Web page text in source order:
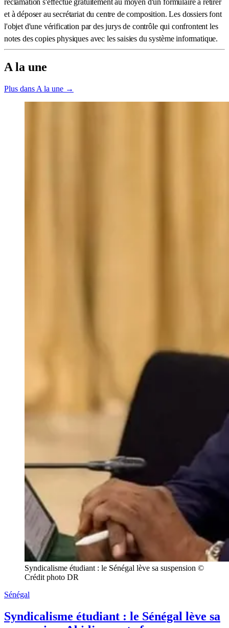
réclamation s'effectue gratuitement au moyen d'un formulaire à retirer
et à déposer au secrétariat du centre de composition. Les dossiers font
l'objet d'une vérification par des jurys de contrôle qui confrontent les
notes des copies physiques avec les saisies du système informatique.
A la une
Plus dans A la une →
Syndicalisme étudiant : le Sénégal lève sa suspension ©
Crédit photo DR
Sénégal
Syndicalisme étudiant : le Sénégal lève sa